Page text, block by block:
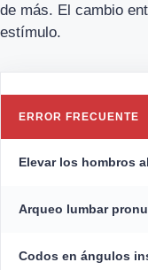
de más. El cambio
estímulo.
ERROR FRECUENTE
Elevar los hombros
Arqueo lumbar
Codos en ángulos